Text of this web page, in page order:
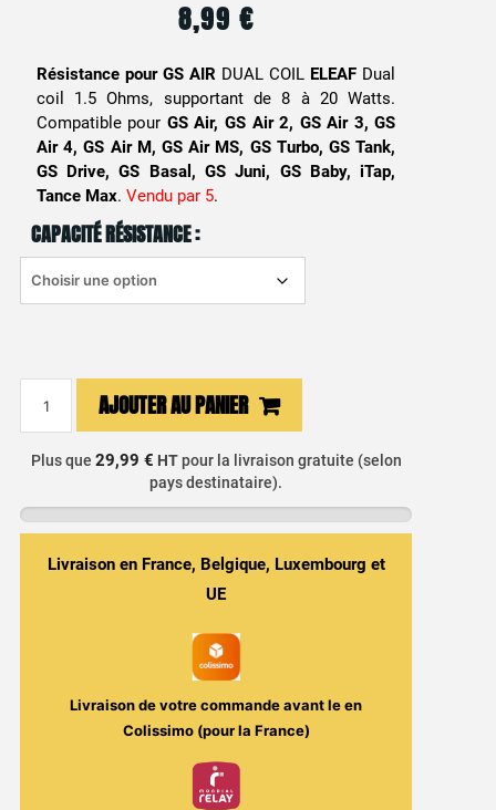
8,99 €
Résistance pour GS AIR DUAL COIL ELEAF Dual
coil 1.5 Ohms, supportant de 8 à 20 Watts.
Compatible pour GS Air, GS Air 2, GS Air 3, GS
Air 4, GS Air M, GS Air MS, GS Turbo, GS Tank,
GS Drive, GS Basal, GS Juni, GS Baby, iTap,
Tance Max. Vendu par 5.
CAPACITÉ RÉSISTANCE :
GS
-
AJOUTER AU PANIER
Plus que 29,99 € HTpour la livraison gratuite (selon
pays destinataire).
Livraison en France, Belgique, Luxembourg et
UE
Livraison de votre commande avant leen
Colissimo (pour la France)